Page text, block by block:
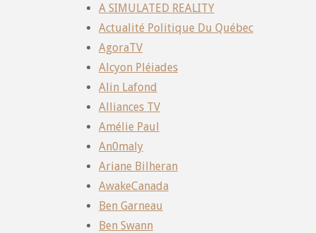
A SIMULATED REALITY
Actualité Politique Du Québec
AgoraTV
Alcyon Pléiades
Alin Lafond
Alliances TV
Amélie Paul
An0maly
Ariane Bilheran
AwakeCanada
Ben Garneau
Ben Swann